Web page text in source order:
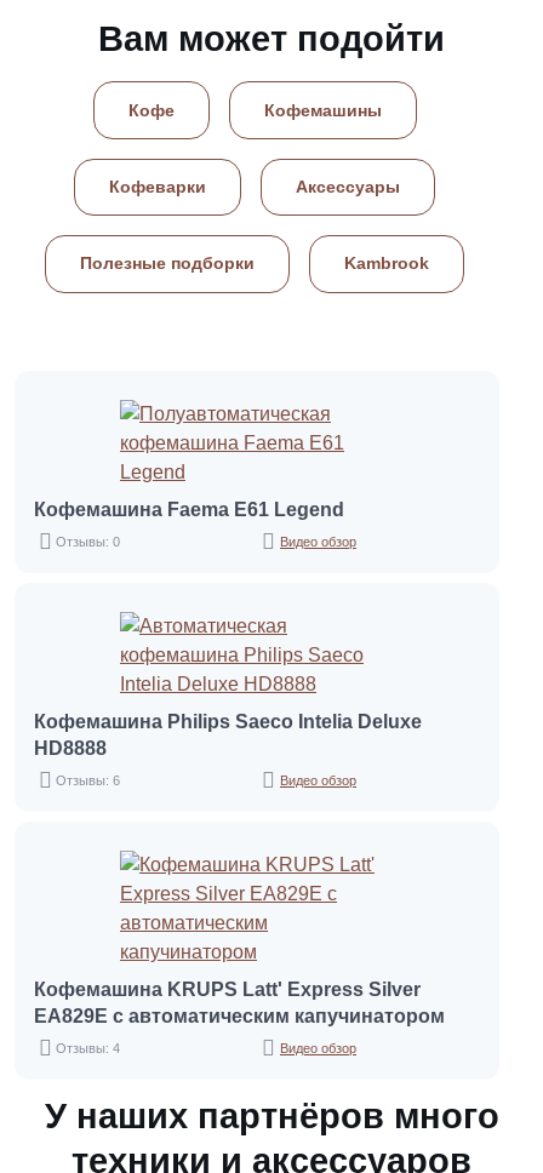
Вам может подойти
Кофе Кофемашины
Кофеварки Аксессуары
Полезные подборки Kambrook
Кофемашина Faema E61 Legend
Отзывы: 0 Видео обзор
Кофемашина Philips Saeco Intelia Deluxe
HD8888
Отзывы: 6 Видео обзор
Кофемашина KRUPS Latt' Express Silver
EA829E с автоматическим капучинатором
Отзывы: 4 Видео обзор
У наших партнёров много
техники и аксессуаров